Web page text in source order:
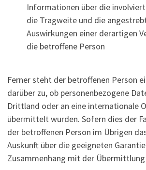
Informationen über die
die Tragweite und die
Auswirkungen einer derartigen
die betroffene Person
Ferner steht der betroffenen Person
darüber zu, ob personenbezogene
Drittland oder an eine internationale
übermittelt wurden. Sofern dies der
der betroffenen Person im Übrigen
Auskunft über die geeigneten
Zusammenhang mit der